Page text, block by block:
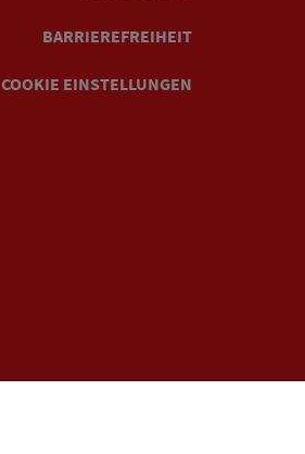
BARRIEREFREIHEIT
COOKIE EINSTELLUNGEN